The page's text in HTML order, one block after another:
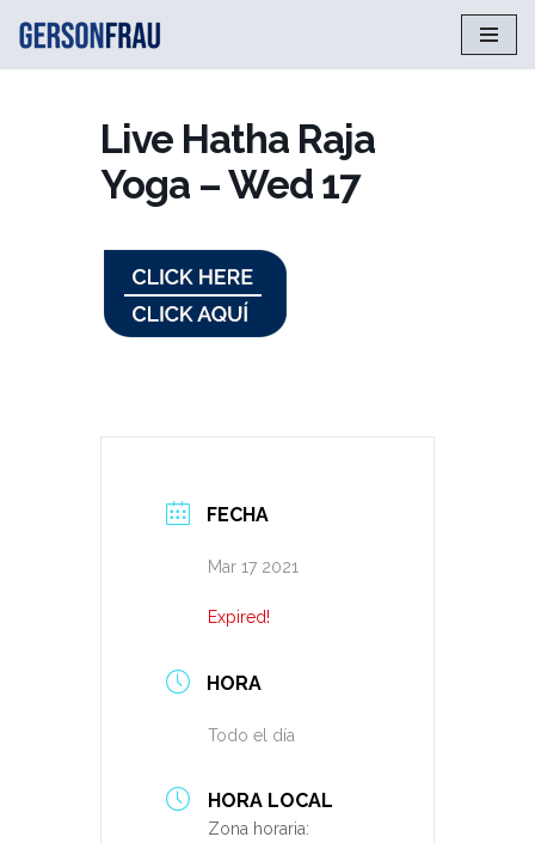
Saltar
contenidoLive Hatha Raja
Yoga – Wed 17
FECHA
Mar 17 2021
Expired!
HORA
Todo el día
HORA LOCAL
Zona horaria: